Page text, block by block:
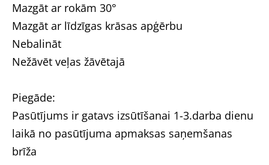
Mazgāt ar rokām 30°
Mazgāt ar līdzīgas krāsas apģērbu
Nebalināt
Nežāvēt veļas žāvētajā
Piegāde:
Pasūtījums ir gatavs izsūtīšanai 1-3.darba dienu
laikā no pasūtījuma apmaksas saņemšanas
brīža